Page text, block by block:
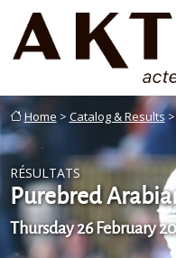
Home > Catalog & Results
RÉSULTATS
Purebred
Thursday 26 February